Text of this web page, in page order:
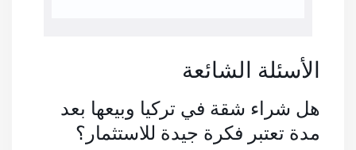
الأسئلة الشائعة
هل شراء شقة في تركيا وبيعها بعد
مدة تعتبر فكرة جيدة للاستثمار؟